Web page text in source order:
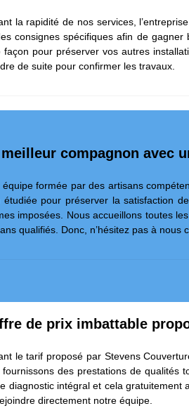
la rapidité de nos services,
consignes spécifiques afin de
façon pour préserver vos autres
de suite pour confirmer les travaux.
compagnon avec
équipe formée par des artisans
étudiée pour préserver la satisfaction
imposées. Nous accueillons toutes
qualifiés. Donc, n’hésitez pas à nous
de prix imbattable
le tarif proposé par Stevens
des prestations de qualités
diagnostic intégral et cela
directement notre équipe.